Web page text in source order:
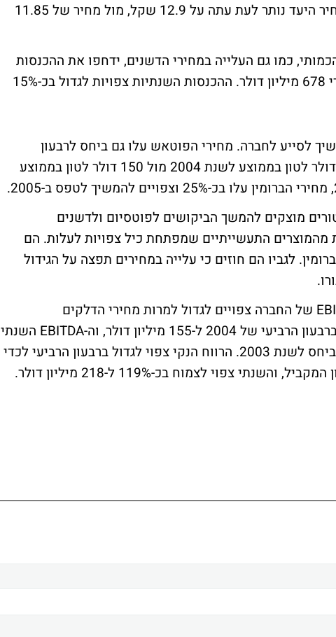
לתמוך במגמת ההתאוששות של כי"ל". מחיר היעד נותר לעת עתה על 12.9 שקל, מול מחיר של 11.85
כמו גם העלייה במחירי הדשנים, ידחפו את ההכנסות
של החברה ברבעון הרביעי בכ-15.5% לכדי 678 מיליון דולר. ההכנסות השנתיות צפויות לגדול בכ-15%
לסייע לחברה. מחירי הפוטאש עלו גם ביחס לרבעון
המקביל וגם ביחס לרבעון הקודם, ל-200 דולר לטון בממוצע לשנת 2004 מול 150 דולר לטון בממוצע
מוצקים להמשך הביקושים לפוטסיום ולדשנים
מהמוצרים התעשייתיים שמפתחת כיל צפויות לעלות. הם
לגביו הם חוזים כי עלייה במחירים תפצה על הגידול
ישראל וקאוואנה סבורים כי רווחי ה-EBITDA של החברה צפויים לגדול למרות מחירי הדלקים
המתייקרים. רווח זה אמור לזנק בכ-24% ברבעון הרביעי של 2004 ל-155 מיליון דולר, וה-EBITDA השנתי
עשוי לגדול בכ-20% לכ-529 מיליון דולר ביחס לשנת 2003. הרווח הנקי צפוי לגדול ברבעון הרביעי לכדי